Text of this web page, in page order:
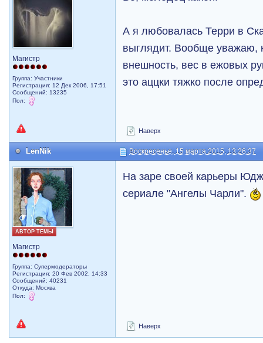
Магистр
Группа: Участники
Регистрация: 12 Дек 2006, 17:51
Сообщений: 13235
Пол:
А я любовалась Терри в
выглядит. Вообще уважаю,
внешность, вес в ежовых
это аццки тяжко после
Наверх
LenNik Воскресенье, 15 марта 2015, 13:26:37
АВТОР ТЕМЫ
Магистр
Группа: Супермодераторы
Регистрация: 20 Фев 2002, 14:33
Сообщений: 40231
Откуда: Москва
Пол:
На заре своей карьеры
сериале "Ангелы Чарли".
Наверх